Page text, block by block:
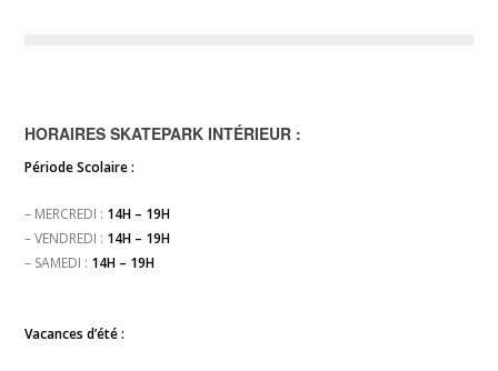
HORAIRES SKATEPARK INTÉRIEUR :
Période Scolaire :
– MERCREDI : 14H – 19H
– VENDREDI : 14H – 19H
– SAMEDI : 14H – 19H
Vacances d’été :